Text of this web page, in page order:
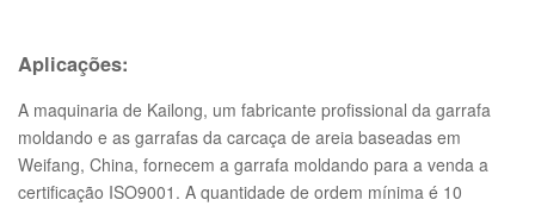
Aplicações:
A maquinaria de Kailong, um fabricante profissional da garrafa
moldando e as garrafas da carcaça de areia baseadas em
Weifang, China, fornecem a garrafa moldando para a venda a
certificação ISO9001. A quantidade de ordem mínima é 10